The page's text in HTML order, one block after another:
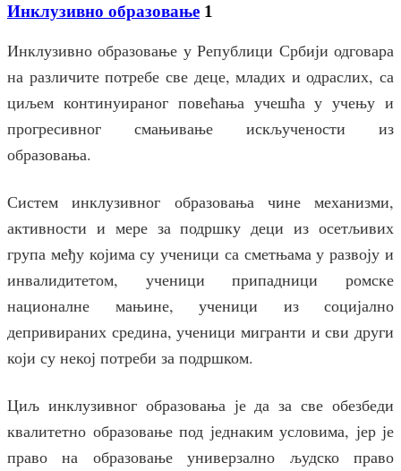
Инклузивно образовање 1
Инклузивно образовање у Републици Србији одговара
на различите потребе све деце, младих и одраслих, са
циљем континуираног повећања учешћа у учењу и
прогресивног смањивање искључености из
образовања.
Систем инклузивног образовања чине механизми,
активности и мере за подршку деци из осетљивих
група међу којима су ученици са сметњама у развоју и
инвалидитетом, ученици припадници ромске
националне мањине, ученици из социјално
депривираних средина, ученици мигранти и сви други
који су некој потреби за подршком.
Циљ инклузивног образовања је да за све обезбеди
квалитетно образовање под једнаким условима, јер је
право на образовање универзално људско право